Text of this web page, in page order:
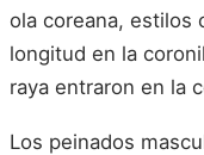
ola coreana, estilos
longitud en la
raya entraron en la
Los peinados